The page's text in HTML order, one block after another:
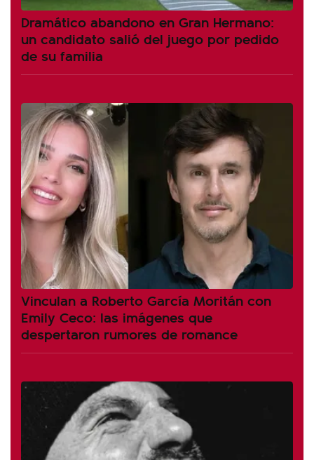
Dramático abandono en Gran Hermano:
un candidato salió del juego por pedido
de su familia
Vinculan a Roberto García Moritán con
Emily Ceco: las imágenes que
despertaron rumores de romance